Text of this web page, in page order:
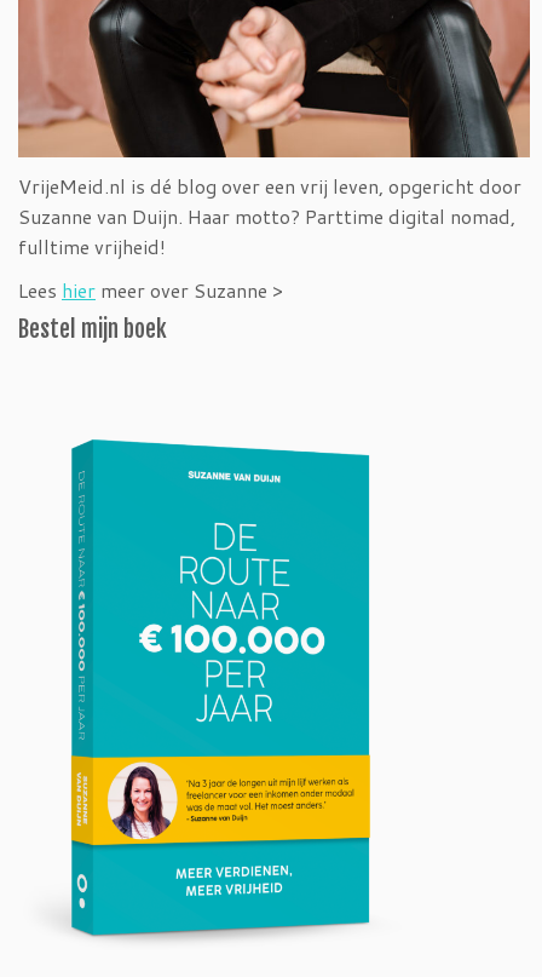
VrijeMeid.nl is dé blog over een vrij leven, opgericht door
Suzanne van Duijn. Haar motto? Parttime digital nomad,
fulltime vrijheid!
Lees hier meer over Suzanne >
Bestel mijn boek